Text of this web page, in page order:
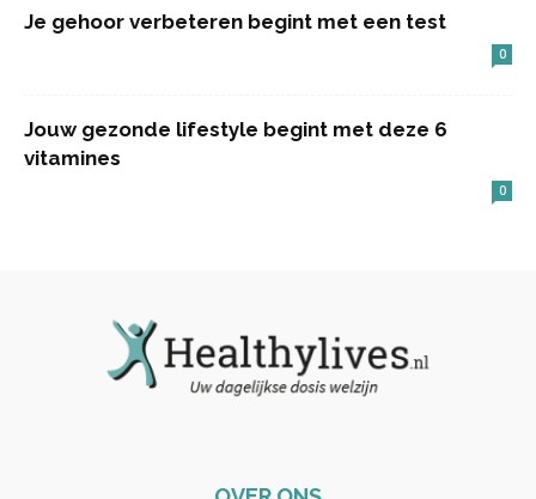
Je gehoor verbeteren begint met een test
0
Jouw gezonde lifestyle begint met deze 6
vitamines
0